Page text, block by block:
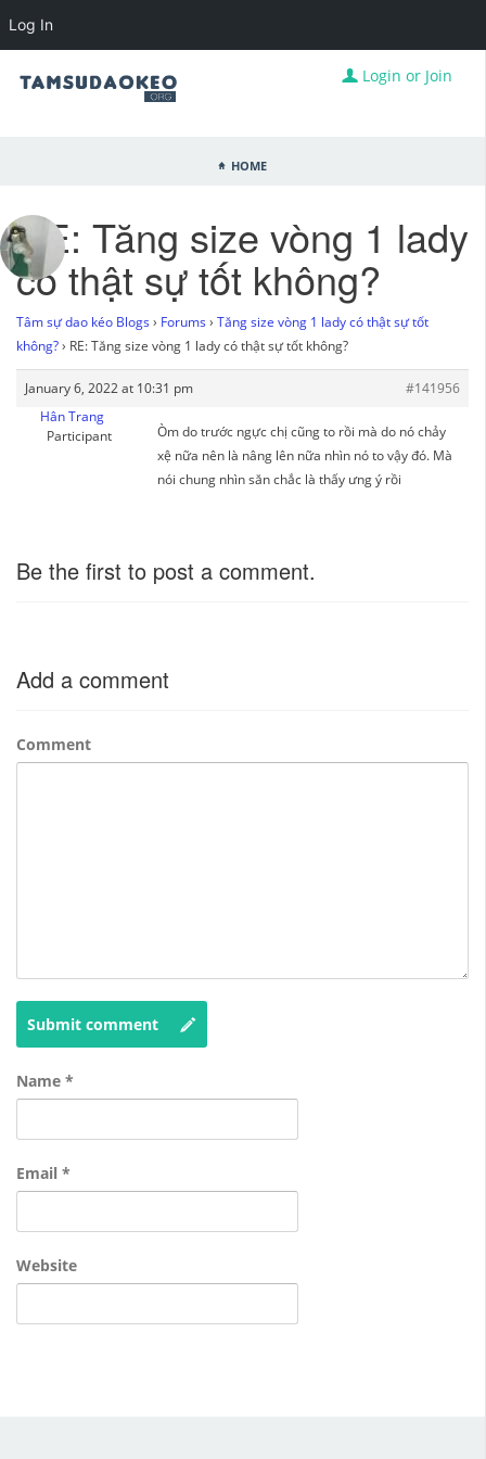
Login or Join
Home
RE: Tăng size vòng 1 lady
có thật sự tốt không?
Tâm sự dao kéo Blogs › Forums › Tăng size vòng 1 lady có thật sự tốt
không?› RE: Tăng size vòng 1 lady có thật sự tốt không?
January 6, 2022 at 10:31 pm
#141956
Hân Trang
Participant
Òm do trước ngực chị cũng to rồi mà do nó chảy
xệ nữa nên là nâng lên nữa nhìn nó to vậy đó. Mà
nói chung nhìn săn chắc là thấy ưng ý rồi
Be the first to post a comment.
Add a comment
Comment
Submit comment
Name *
Email *
Website
Log In